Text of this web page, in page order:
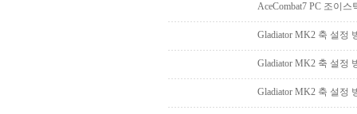
AceCombat7 PC 조이
Gladiator MK2 축 설정
Gladiator MK2 축 설정
Gladiator MK2 축 설정